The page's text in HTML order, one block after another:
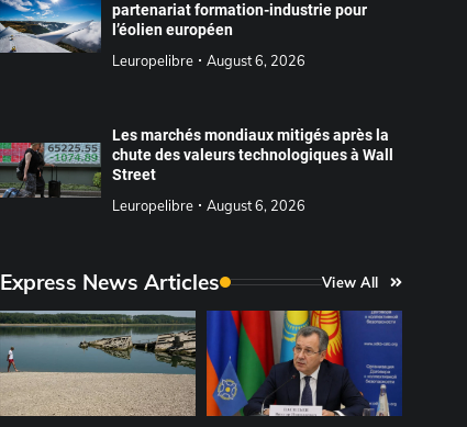
partenariat formation-industrie pour
l’éolien européen
Leuropelibre
August 6, 2026
Les marchés mondiaux mitigés après la
chute des valeurs technologiques à Wall
Street
Leuropelibre
August 6, 2026
Express News Articles View All